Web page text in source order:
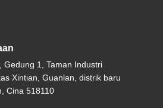
Gedung 1, Taman Industri
Xintian, Guanlan, distrik baru
Cina 518110